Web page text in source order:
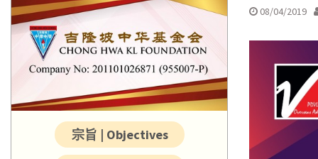
08/04/2019
宗旨 | Objectives